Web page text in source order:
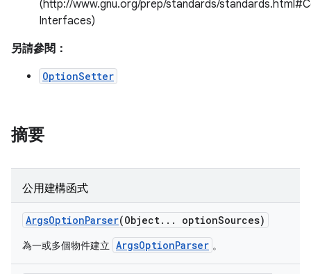
(http://www.gnu.org/prep/standards/
Interfaces)
另請參閱：
OptionSetter
摘要
公用建構函式
ArgsOptionParser(Object. . . optionSources)
為一或多個物件建立 ArgsOptionParser 。